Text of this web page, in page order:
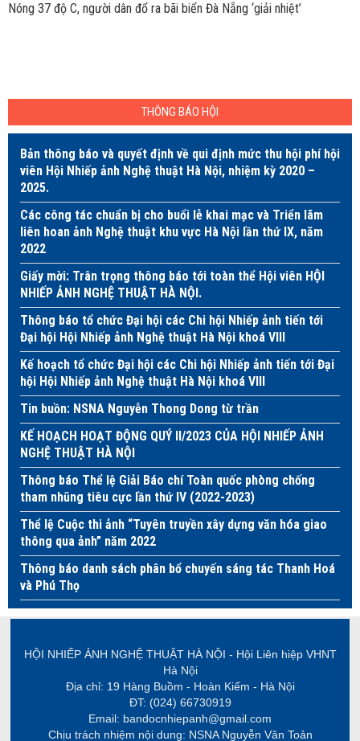
Nóng 37 độ C, người dân đổ ra bãi biển Đà Nẵng ‘giải nhiệt’
THÔNG BÁO HỘI
Bản thông báo và quyết định về qui định mức thu hội phí hội
viên Hội Nhiếp ảnh Nghệ thuật Hà Nội, nhiệm kỳ 2020 –
2025.
Các công tác chuẩn bị cho buổi lễ khai mạc và Triển lãm
liên hoan ảnh Nghệ thuật khu vực Hà Nội lần thứ IX, năm
2022
Giấy mời: Trân trọng thông báo tới toàn thể Hội viên HỘI
NHIẾP ẢNH NGHỆ THUẬT HÀ NỘI.
Thông báo tổ chức Đại hội các Chi hội Nhiếp ảnh tiến tới
Đại hội Hội Nhiếp ảnh Nghệ thuật Hà Nội khoá VIII
Kế hoạch tổ chức Đại hội các Chi hội Nhiếp ảnh tiến tới Đại
hội Hội Nhiếp ảnh Nghệ thuật Hà Nội khoá VIII
Tin buồn: NSNA Nguyễn Thong Dong từ trần
KẾ HOẠCH HOẠT ĐỘNG QUÝ II/2023 CỦA HỘI NHIẾP ẢNH
NGHỆ THUẬT HÀ NỘI
Thông báo Thể lệ Giải Báo chí Toàn quốc phòng chống
tham nhũng tiêu cực lần thứ IV (2022-2023)
Thể lệ Cuộc thi ảnh “Tuyên truyền xây dựng văn hóa giao
thông qua ảnh” năm 2022
Thông báo danh sách phân bổ chuyến sáng tác Thanh Hoá
và Phú Thọ
HỘI NHIẾP ẢNH NGHỆ THUẬT HÀ NỘI - Hội Liên hiệp VHNT
Hà Nội
Địa chỉ: 19 Hàng Buồm - Hoàn Kiếm - Hà Nội
ĐT: (024) 66730919
Email: bandocnhiepanh@gmail.com
Chịu trách nhiệm nội dung: NSNA Nguyễn Văn Toản